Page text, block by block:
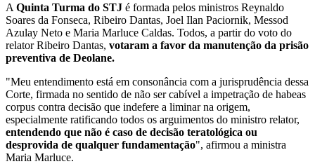
A Quinta Turma do STJ é formada pelos ministros Reynaldo
Soares da Fonseca, Ribeiro Dantas, Joel Ilan Paciornik, Messod
Azulay Neto e Maria Marluce Caldas. Todos, a partir do voto do
relator Ribeiro Dantas, votaram a favor da manutenção da prisão
preventiva de Deolane.
"Meu entendimento está em consonância com a jurisprudência dessa
Corte, firmada no sentido de não ser cabível a impetração de habeas
corpus contra decisão que indefere a liminar na origem,
especialmente ratificando todos os arguimentos do ministro relator,
entendendo que não é caso de decisão teratológica ou
desprovida de qualquer fundamentação", afirmou a ministra
Maria Marluce.